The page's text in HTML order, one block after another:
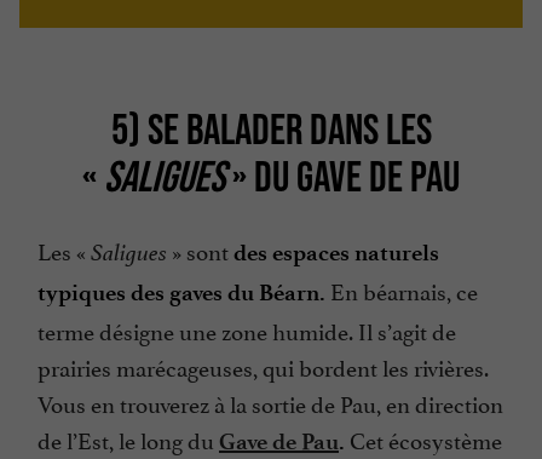
5) SE BALADER DANS LES
« SALIGUES» DU GAVE DE PAU
Les « Saligues » sontdes espaces naturels
typiques des gaves du Béarn. En béarnais, ce
terme désigne une zone humide. Il s’agit de
prairies marécageuses, qui bordent les rivières.
Vous en trouverez à la sortie de Pau, en direction
de l’Est, le long du Gave de Pau. Cet écosystème